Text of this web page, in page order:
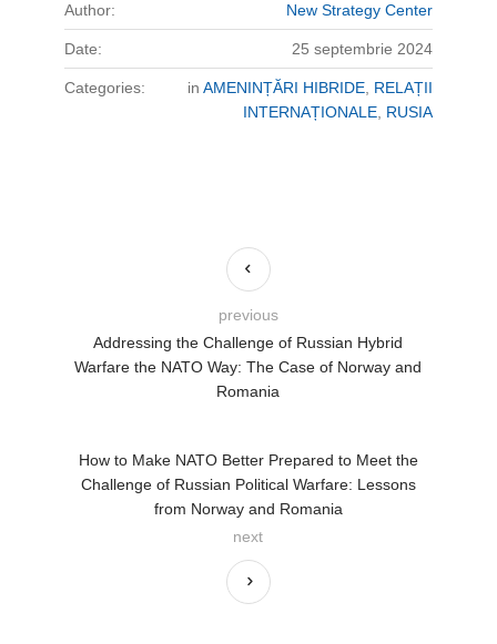
Author: New Strategy Center
Date: 25 septembrie 2024
Categories: in AMENINȚĂRI HIBRIDE, RELAȚII
INTERNAȚIONALE, RUSIA
Addressing the Challenge of Russian Hybrid
Warfare the NATO Way: The Case of Norway and
Romania
previous
How to Make NATO Better Prepared to Meet the
Challenge of Russian Political Warfare: Lessons
from Norway and Romania
next